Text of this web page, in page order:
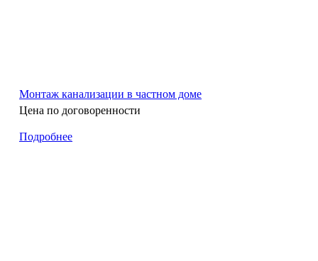
Монтаж канализации в частном доме
Цена по договоренности
Подробнее